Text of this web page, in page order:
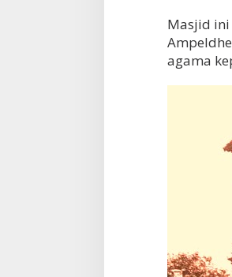
Masjid
agama